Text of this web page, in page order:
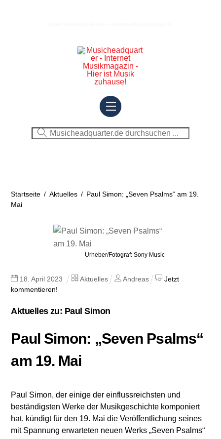
Menu
Startseite / Aktuelles / Paul Simon: „Seven Psalms“ am 19.
Mai
Urheber/Fotograf: Sony Music
18 .April 2023 Aktuelles Andreas
Jetzt
kommentieren!
Aktuelles zu: Paul Simon
Paul Simon: „Seven Psalms“
am 19. Mai
Paul Simon, der einige der einflussreichsten und
beständigsten Werke der Musikgeschichte komponiert
hat, kündigt für den 19. Mai die Veröffentlichung seines
mit Spannung erwarteten neuen Werks „Seven Psalms“